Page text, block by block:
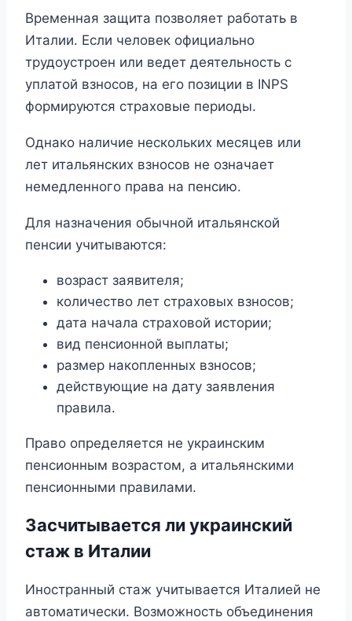
Временная защита позволяет работать в
Италии. Если человек официально
трудоустроен или ведет деятельность с
уплатой взносов, на его позиции в INPS
формируются страховые периоды.
Однако наличие нескольких месяцев или
лет итальянских взносов не означает
немедленного права на пенсию.
Для назначения обычной итальянской
пенсии учитываются:
возраст заявителя;
количество лет страховых взносов;
дата начала страховой истории;
вид пенсионной выплаты;
размер накопленных взносов;
действующие на дату заявления
правила.
Право определяется не украинским
пенсионным возрастом, а итальянскими
пенсионными правилами.
Засчитывается ли украинский
стаж в Италии
Иностранный стаж учитывается Италией не
автоматически. Возможность объединения